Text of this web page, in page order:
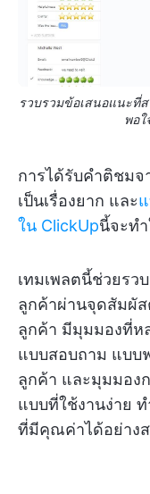
รวบรวมข้อเสนอแนะที่
พอ
การได้รับคำติชมจ
เป็นเรื่องยาก และ
ใน ClickUpนี้จะทำ
เทมเพลตนี้ช่วยรว
ลูกค้าผ่านจุดสัมผัส
ลูกค้า มีมุมมองที่ห
แบบสอบถาม แบบ
ลูกค้า และมุมมอง
แบบที่ใช้งานง่าย
ที่มีคุณค่าได้อย่าง